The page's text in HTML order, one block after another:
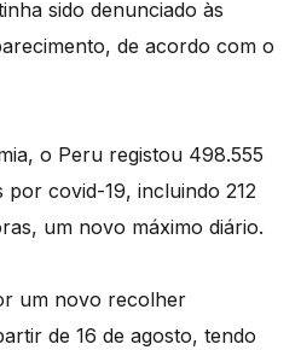
sido denunciado às
de acordo com o
o Peru registou 498.555
por covid-19, incluindo 212
um novo máximo diário.
um novo recolher
de 16 de agosto, tendo